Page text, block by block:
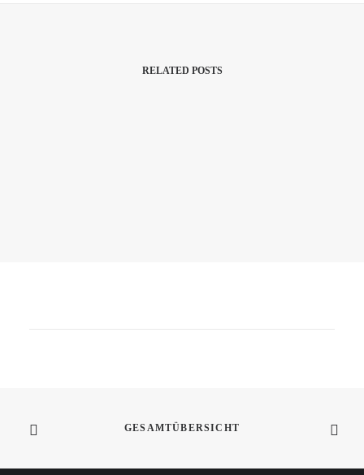
RELATED POSTS
GESAMTÜBERSICHT